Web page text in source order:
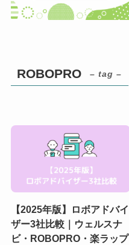
ROBOPRO – tag –
【2025年版】ロボアドバイ
ザー3社比較｜ウェルスナ
ビ・ROBOPRO・楽ラップ